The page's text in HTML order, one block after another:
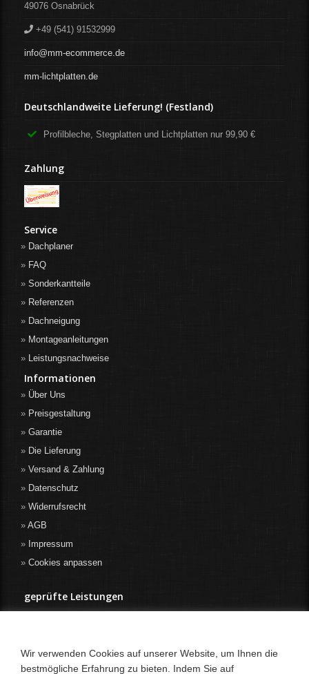
49076 Osnabrück
+49 (541) 91532999
info@mm-ecommerce.de
mm-lichtplatten.de
Deutschlandweite Lieferung! (Festland)
Profilbleche, Stegplatten und Lichtplatten nur 99,90 €
Zahlung
Service
Dachplaner
FAQ
Sonderkantteile
Referenzen
Dachneigung
Montageanleitungen
Leistungsnachweise
Informationen
Über Uns
Preisgestaltung
Garantie
Die Lieferung
Versand & Zahlung
Datenschutz
Widerrufsrecht
AGB
Impressum
Cookies anpassen
geprüfte Leistungen
Wir verwenden Cookies auf unserer Website, um Ihnen die
bestmögliche Erfahrung zu bieten. Indem Sie auf